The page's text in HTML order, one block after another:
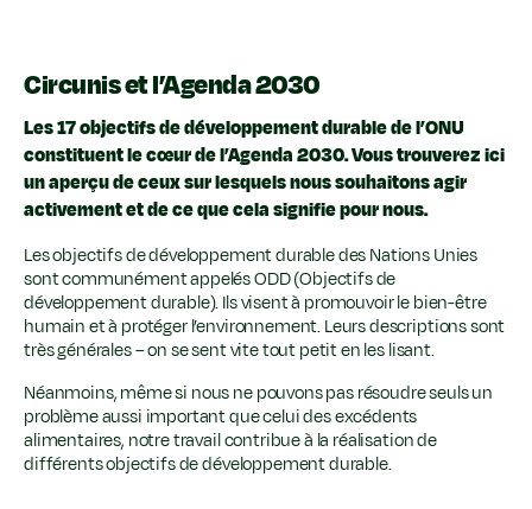
Circunis et l’Agenda 2030
Les 17 objectifs de développement durable de l’ONU
constituent le cœur de l’Agenda 2030. Vous trouverez ici
un aperçu de ceux sur lesquels nous souhaitons agir
activement et de ce que cela signifie pour nous.
Les objectifs de développement durable des Nations Unies
sont communément appelés ODD (Objectifs de
développement durable). Ils visent à promouvoir le bien-être
humain et à protéger l’environnement. Leurs descriptions sont
très générales – on se sent vite tout petit en les lisant.
Néanmoins, même si nous ne pouvons pas résoudre seuls un
problème aussi important que celui des excédents
alimentaires, notre travail contribue à la réalisation de
différents objectifs de développement durable.